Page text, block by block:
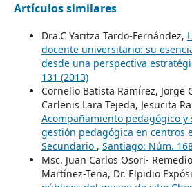
Artículos similares
Dra.C Yaritza Tardo-Fernández,
docente universitario: su
desde una perspectiva
131 (2013)
Cornelio Batista Ramírez, Jorge
Carlenis Lara Tejeda, Jesucita
Acompañamiento pedagógico y
gestión pedagógica en centros
Secundario , Santiago: Núm.
Msc. Juan Carlos Osori-
Martínez-Tena, Dr. Elpidio